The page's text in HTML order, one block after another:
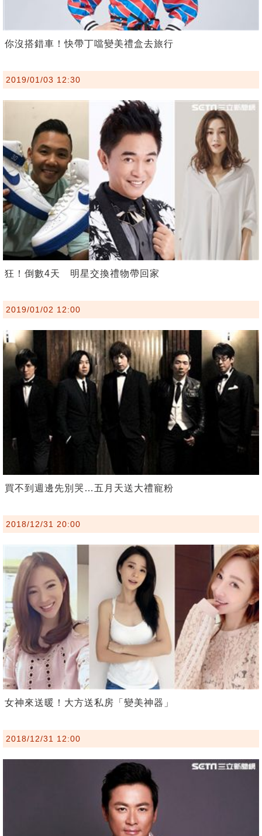
你沒搭錯車！快帶丁噹變美禮盒去旅行
2019/01/03 12:30
狂！倒數4天 明星交換禮物帶回家
2019/01/02 12:00
買不到週邊先別哭…五月天送大禮寵粉
2018/12/31 20:00
女神來送暖！大方送私房「變美神器」
2018/12/31 12:00